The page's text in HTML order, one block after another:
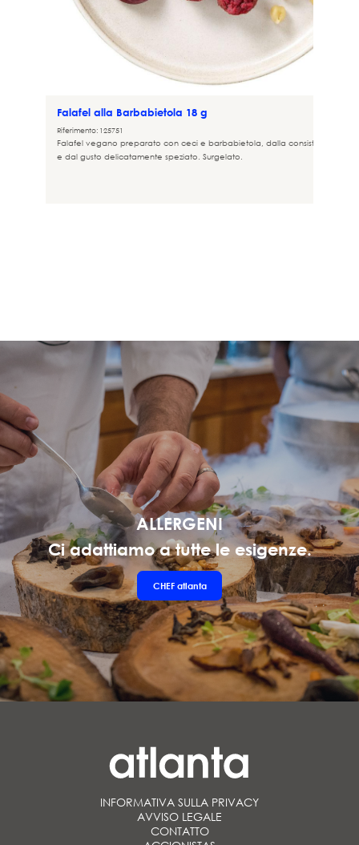
Falafel alla Barbabietola 18 g
Riferimento: 125751
Falafel vegano preparato con ceci e barbabietola, dalla consistenza
e dal gusto delicatamente speziato. Surgelato.
ALLERGENI
Ci adattiamo a tutte le esigenze.
CHEF atlanta
INFORMATIVA SULLA PRIVACY
AVVISO LEGALE
CONTATTO